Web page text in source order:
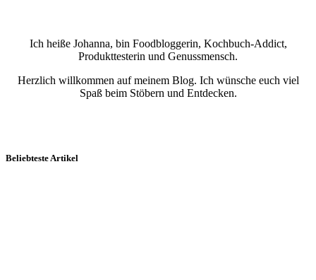
Ich heiße Johanna, bin Foodbloggerin, Kochbuch-Addict,
Produkttesterin und Genussmensch.
Herzlich willkommen auf meinem Blog. Ich wünsche euch viel
Spaß beim Stöbern und Entdecken.
Beliebteste Artikel